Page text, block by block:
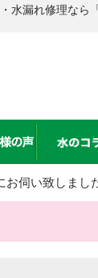
水漏れ修理な
伺い致しまし